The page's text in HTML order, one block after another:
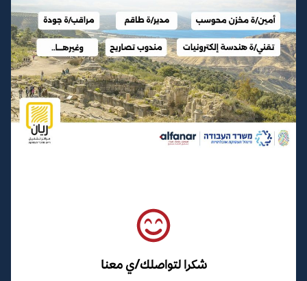
شكرا لتواصلك/ي معنا